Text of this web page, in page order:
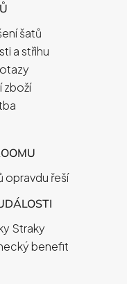
šatů
a střihu
zboží
opravdu řeší
Straky
benefit